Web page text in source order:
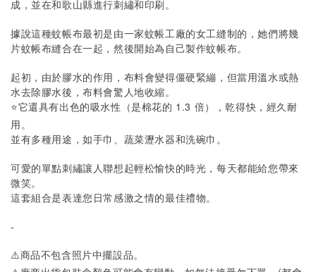
成，並在和歌山縣進行刺繡和印刷。
據說這種蚊帳布最初是由一家蚊帳工廠的女工縫制的，她們將幾
片蚊帳布縫合在一起，然後開始為自己製作蚊帳布。
起初，由於膠水的作用，布料會變得僵硬緊繃，但當用溫水或熱
水去除膠水後，布料會驚人地收縮。
⭐️它還具有出色的吸水性（是棉花的 1.3 倍），乾得快，經久耐
用。
並有多種用途，如手巾、蔬菜瀝水器和洗碗巾。
可愛的單點刺繡讓人聯想起輕松愉快的時光，每天都能給您帶來
微笑。
這套組合是表達您日常感激之情的最佳禮物。
-
⚠️商品不包含照片中擺設品。